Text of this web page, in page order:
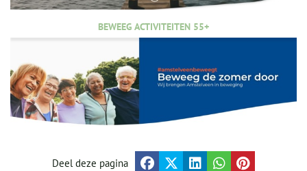
BEWEEG ACTIVITEITEN 55+
Deel deze pagina